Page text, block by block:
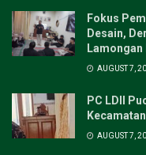
Fokus
Desain,
Lamongan
AUGUST 7,
PC LDII
Kecamatan
AUGUST 7,